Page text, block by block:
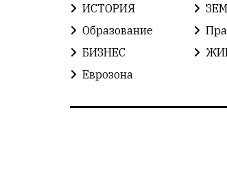
ИСТОРИЯ
Образование
БИЗНЕС
Еврозона